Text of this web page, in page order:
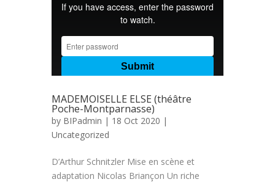
MADEMOISELLE ELSE (théâtre
Poche-Montparnasse)
by BIPadmin | 18 Oct 2020 |
Uncategorized
D’Arthur Schnitzler Mise en scène et
adaptation Nicolas Briançon Un riche